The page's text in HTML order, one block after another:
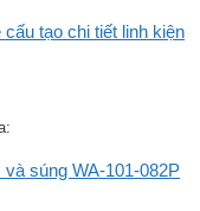
tạo chi tiết linh kiện
súng WA-101-082P